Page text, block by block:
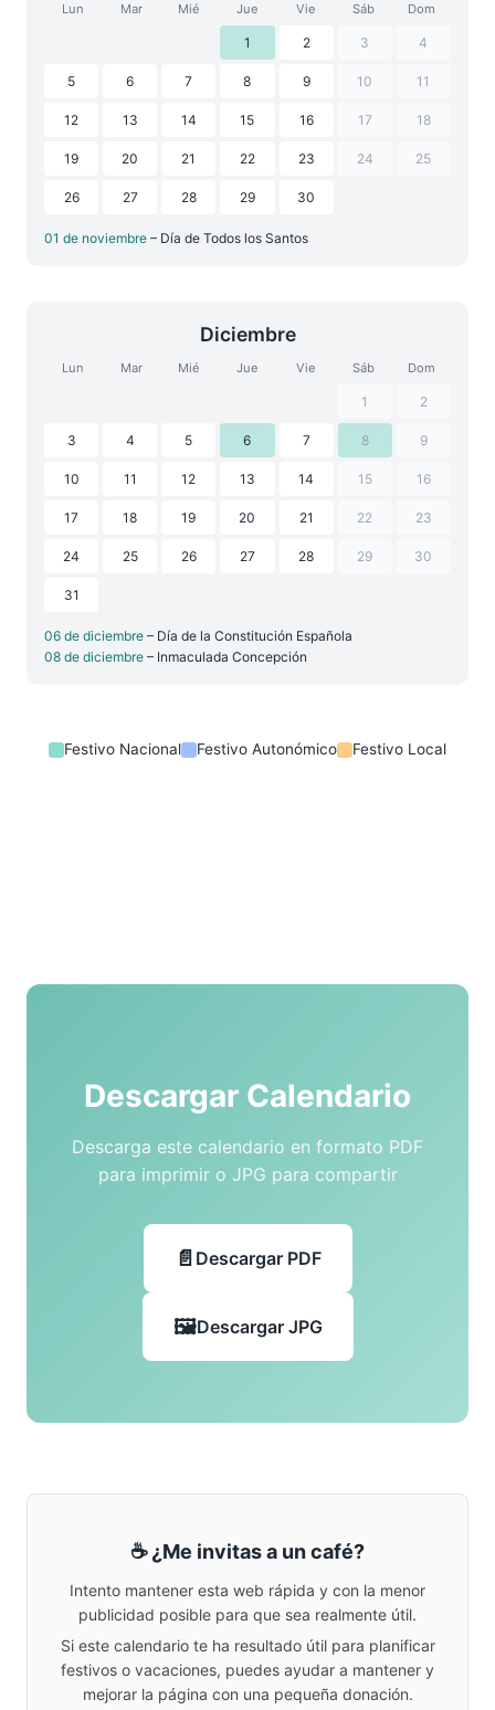
Lun Mar Mié Jue Vie Sáb Dom
1 2 3 4
5 6 7 8 9 10 11
12 13 14 15 16 17 18
19 20 21 22 23 24 25
26 27 28 29 30
01 de noviembre – Día de Todos los Santos
Diciembre
Lun Mar Mié Jue Vie Sáb Dom
1 2
3 4 5 6 7 8 9
10 11 12 13 14 15 16
17 18 19 20 21 22 23
24 25 26 27 28 29 30
31
06 de diciembre – Día de la Constitución Española
08 de diciembre – Inmaculada Concepción
Festivo Nacional Festivo Autonómico Festivo Local
Descargar Calendario
Descarga este calendario en formato PDF
para imprimir o JPG para compartir
Descargar PDF
Descargar JPG
☕ ¿Me invitas a un café?
Intento mantener esta web rápida y con la menor
publicidad posible para que sea realmente útil.
Si este calendario te ha resultado útil para planificar
festivos o vacaciones, puedes ayudar a mantener y
mejorar la página con una pequeña donación.